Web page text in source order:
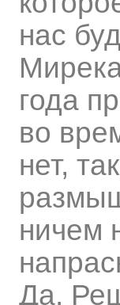
нас
года
во
нет,
ничем
Да.